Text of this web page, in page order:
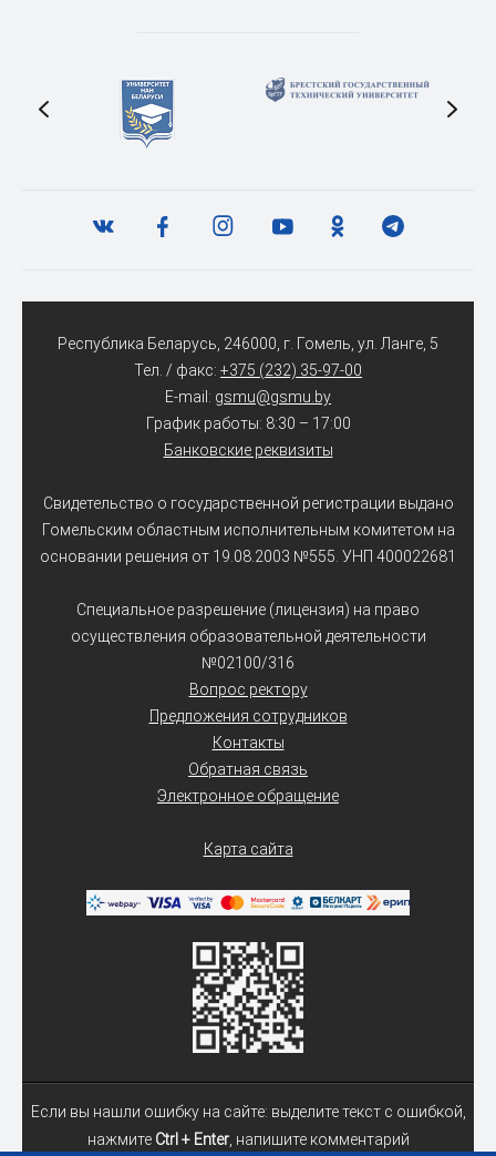
Республика Беларусь, 246000, г. Гомель, ул. Ланге, 5
Тел. / факс: +375 (232) 35-97-00
E-mail: gsmu@gsmu.by
График работы: 8:30 – 17:00
Банковские реквизиты
Свидетельство о государственной регистрации выдано
Гомельским областным исполнительным комитетом на
основании решения от 19.08.2003 №555. УНП 400022681
Специальное разрешение (лицензия) на право
осуществления образовательной деятельности
№02100/316
Вопрос ректору
Предложения сотрудников
Контакты
Обратная связь
Электронное обращение
Карта сайта
Если вы нашли ошибку на сайте: выделите текст с ошибкой,
нажмите Ctrl + Enter, напишите комментарий